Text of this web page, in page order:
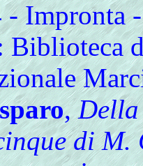
- Impronta
,Della
di